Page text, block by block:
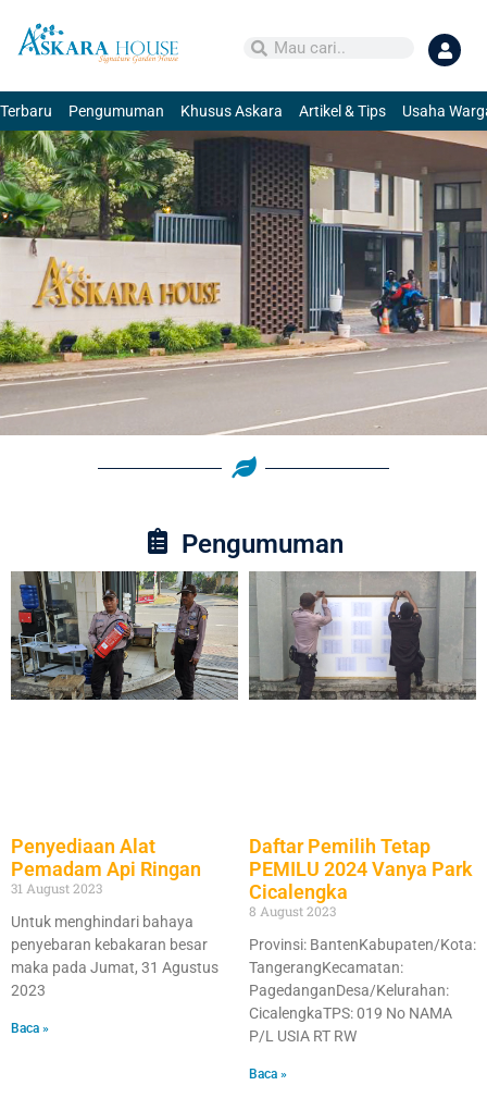
Terbaru Pengumuman Khusus Askara Artikel & Tips Usaha
Pengumuman
Penyediaan Alat
Pemadam Api Ringan
31 August 2023
Untuk menghindari bahaya
penyebaran kebakaran besar
maka pada Jumat, 31 Agustus
2023
Baca »
Daftar Pemilih Tetap
PEMILU 2024 Vanya Park
Cicalengka
8 August 2023
Provinsi: BantenKabupaten/Kota:
TangerangKecamatan:
PagedanganDesa/Kelurahan:
CicalengkaTPS: 019 No NAMA
P/L USIA RT RW
Baca »